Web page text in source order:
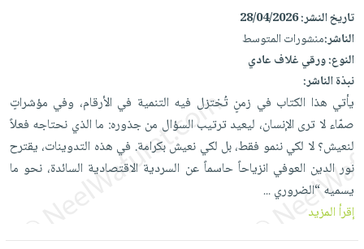
على
Android
تحميل
iKitab
على
Apple
على
Apple
جوائز
العناية
الشخصية
العناية
وتصفيف
الشعر
العناية
بالجسم
العناية
بالأسنان
الحمية
والسفرة
جديد
الكل
أواني
الطهي
أدوات
الخبز
أدوات
المائدة
الأوعية
متجر
الهدايا
أقسام
الأكثر
مبيعاً
العودة
شحن
مجاني
تاريخ النشر:28/04/2026
الناشر:منشورات المتوسط
النوع:ورقي غلاف عادي
نبذة الناشر:
يأتي هذا الكتاب في زمنٍ تُختزل فيه التنمية في الأرقام، وفي مؤشراتٍ
صمّاء لا ترى الإنسان، ليعيد ترتيب السؤال من جذوره: ما الذي نحتاجه فعلاً
لنعيش؟ لا لكي ننمو فقط، بل لكي نعيش بكرامة. في هذه التدوينات، يقترح
نور الدين العوفي انزياحاً حاسماً عن السردية الاقتصادية السائدة، نحو ما
يسميه “الضروري...
إقرأ المزيد